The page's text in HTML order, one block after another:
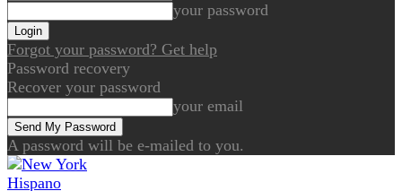
your password
Forgot your password? Get help
Password recovery
Recover your password
your email
A password will be e-mailed to you.